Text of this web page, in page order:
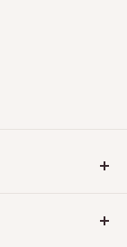
Italiane ed